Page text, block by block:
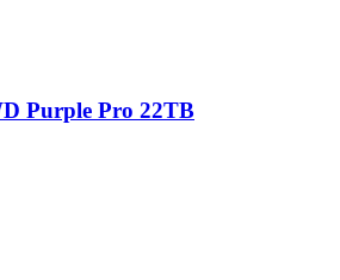
Purple Pro 22TB